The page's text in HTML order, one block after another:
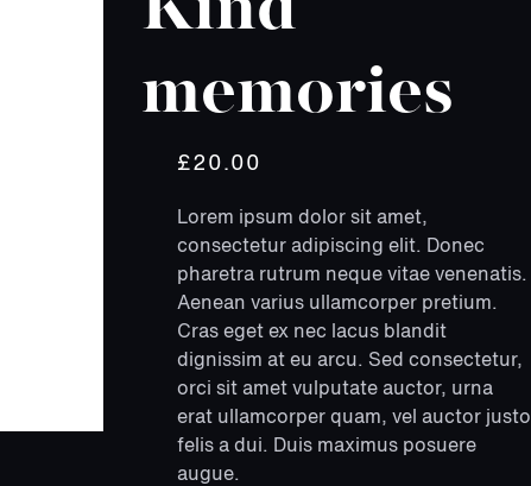
memories
£20.00
Lorem ipsum dolor sit amet,
consectetur adipiscing elit. Donec
pharetra rutrum neque vitae venenatis.
Aenean varius ullamcorper pretium.
Cras eget ex nec lacus blandit
dignissim at eu arcu. Sed consectetur,
orci sit amet vulputate auctor, urna
erat ullamcorper quam, vel auctor justo
felis a dui. Duis maximus posuere
augue.